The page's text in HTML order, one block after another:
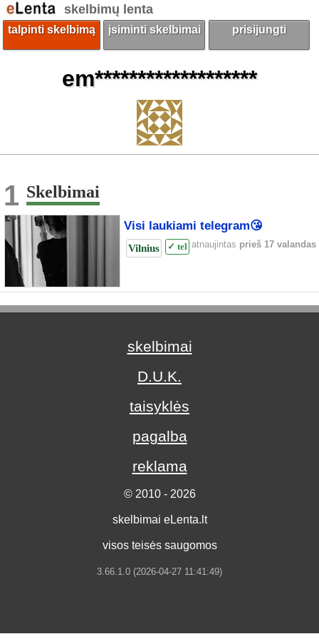
skelbimų lenta
talpinti skelbimą įsiminti skelbimai prisijungti
em*******************
1 Skelbimai
Visi laukiami telegram😘
Vilnius ✓ tel atnaujintas prieš 17 valandas
skelbimai
D.U.K.
taisyklės
pagalba
reklama
© 2010 - 2026
skelbimai eLenta.lt
visos teisės saugomos
3.66.1.0 (2026-04-27 11:41:49)